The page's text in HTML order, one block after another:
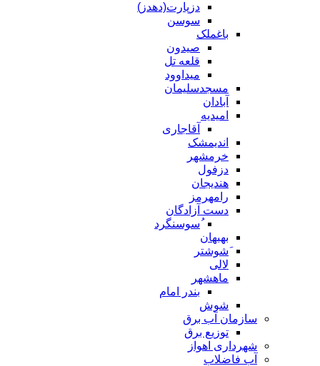
دزپارت(دهدز)
سوسن
باغملک
صیدون
قلعه تل
میداوود
مسجدسلیمان
آبادان
امیدیه
آقاجاری
اندیمشک
خرمشهر
دزفول
هندیجان
رامهرمز
دست آزادگان
ُسوسنگرد
بهبهان
َشوشتر
لالی
ماهشهر
بندر امام
شوش
سازمان آب برق
توزیع برق
شهرداری اهواز
آب فاضلاب